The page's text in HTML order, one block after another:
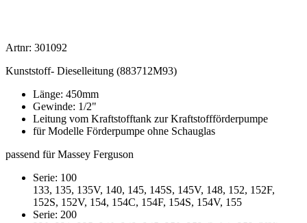
Artnr: 301092
Kunststoff- Dieselleitung (883712M93)
Länge: 450mm
Gewinde: 1/2"
Leitung vom Kraftstofftank zur Kraftstoffförderpumpe
für Modelle Förderpumpe ohne Schauglas
passend für Massey Ferguson
Serie: 100
133, 135, 135V, 140, 145, 145S, 145V, 148, 152, 152F,
152S, 152V, 154, 154C, 154F, 154S, 154V, 155
Serie: 200